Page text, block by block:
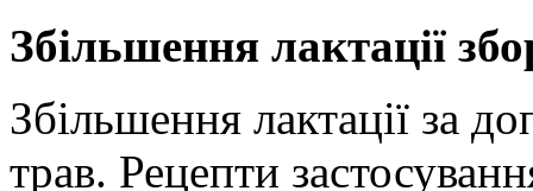
Збільшення лактації
Збільшення лактації за
трав. Рецепти